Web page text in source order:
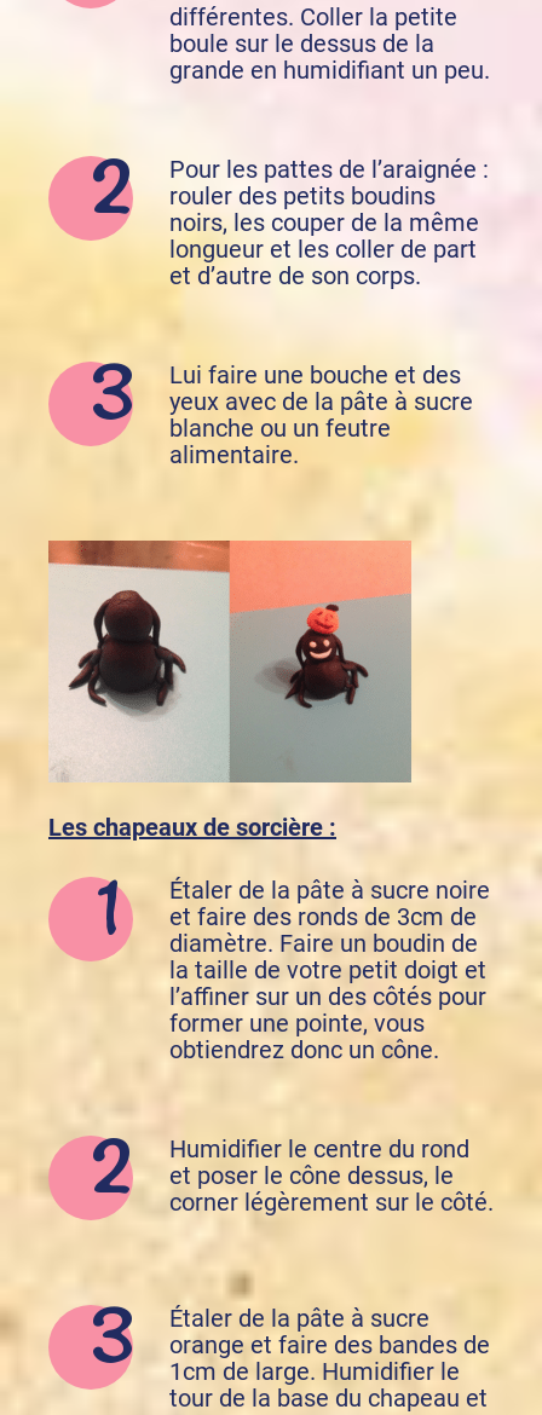
différentes. Coller la petite
boule sur le dessus de la
grande en humidifiant un peu.
Pour les pattes de l’araignée :
rouler des petits boudins
noirs, les couper de la même
longueur et les coller de part
et d’autre de son corps.
Lui faire une bouche et des
yeux avec de la pâte à sucre
blanche ou un feutre
alimentaire.
Les chapeaux de sorcière :
Étaler de la pâte à sucre noire
et faire des ronds de 3cm de
diamètre. Faire un boudin de
la taille de votre petit doigt et
l’affiner sur un des côtés pour
former une pointe, vous
obtiendrez donc un cône.
Humidifier le centre du rond
et poser le cône dessus, le
corner légèrement sur le côté.
Étaler de la pâte à sucre
orange et faire des bandes de
1cm de large. Humidifier le
tour de la base du chapeau et